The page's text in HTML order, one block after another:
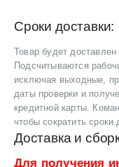
Сроки доставки:
Товар будет
Подсчитываются
исключая выходные,
даты проверки и
кредитной карты.
чтобы сократить сроки
Доставка и
Для получения